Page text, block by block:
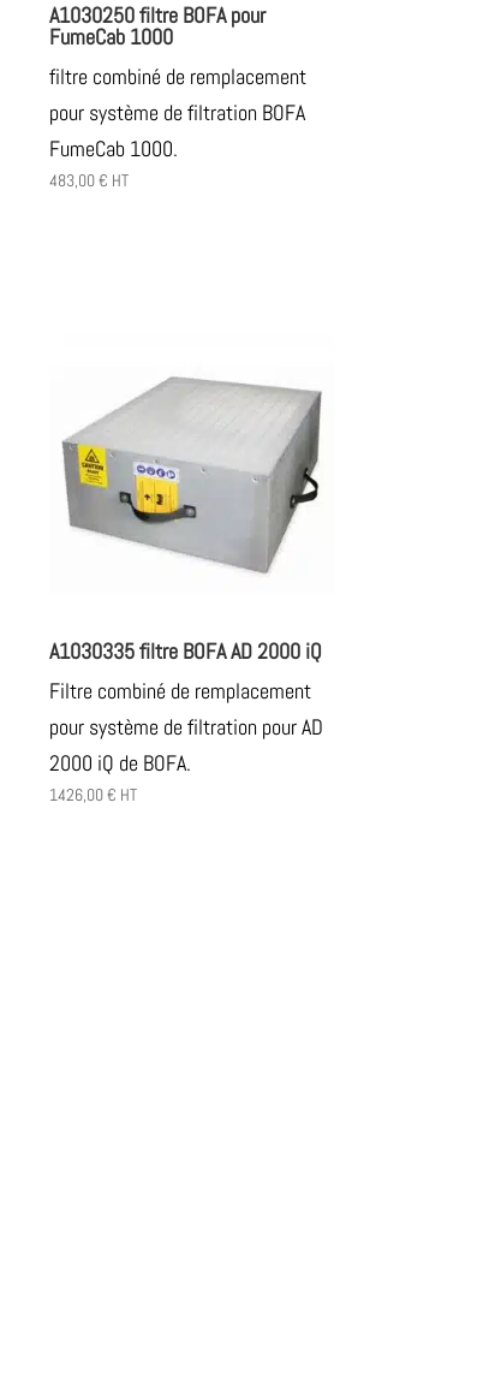
A1030250 filtre BOFA pour
FumeCab 1000
filtre combiné de remplacement
pour système de filtration BOFA
FumeCab 1000.
483,00€ HT
A1030335 filtre BOFA AD 2000 iQ
Filtre combiné de remplacement
pour système de filtration pour AD
2000 iQ de BOFA.
1426,00€ HT